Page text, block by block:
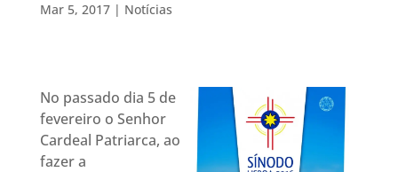
Mar 5, 2017| Notícias
No passado dia 5 de
fevereiro o Senhor
Cardeal Patriarca, ao
fazer a